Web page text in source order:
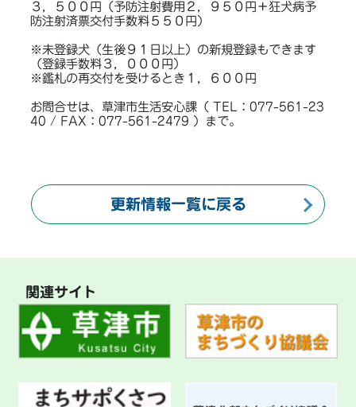
３，５００円（予防注射費用２，９５０円＋狂犬病予
防注射済票交付手数料５５０円）
※未登録犬（生後９１日以上）の新規登録もできます
（登録手数料３，０００円）
※鑑札の再交付を受けるとき１，６００円
お問合せは、草津市生活安心課（ TEL：077-561-23
40 / FAX：077-561-2479 ）まで。
更新情報一覧に戻る
関連サイト